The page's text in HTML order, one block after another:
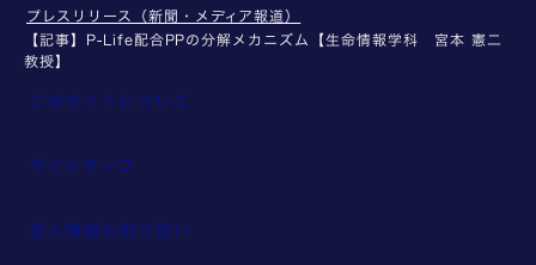
プレスリリース（新聞・メディア報道）
【記事】P-Life配合PPの分解メカニズム【生命情報学科 宮本 憲二
教授】
このサイトについて
サイトマップ
個人情報の取り扱い